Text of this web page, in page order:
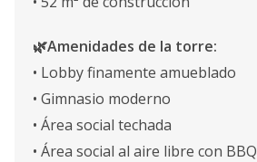
🌿Amenidades de la torre:
• Lobby finamente amueblado
• Gimnasio moderno
• Área social techada
• Área social al aire libre con BBQ